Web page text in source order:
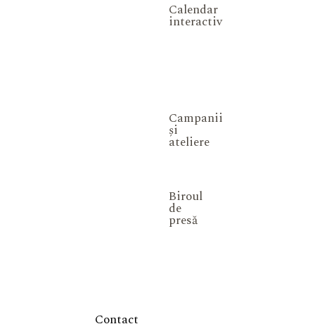
Calendar
interactiv
Campanii
și
ateliere
Biroul
de
presă
Contact